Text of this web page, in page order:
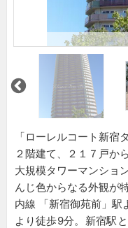
「ローレルコート新宿
２階建て、２１７戸か
大規模タワーマンショ
んじ色からなる外観が
内線 「新宿御苑前」駅
より徒歩9分。新宿駅